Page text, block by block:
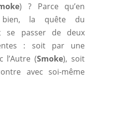
) ? Parce qu’en
bien, la quête du
se passer de deux
: soit par une
l’Autre (Smoke), soit
avec soi-même